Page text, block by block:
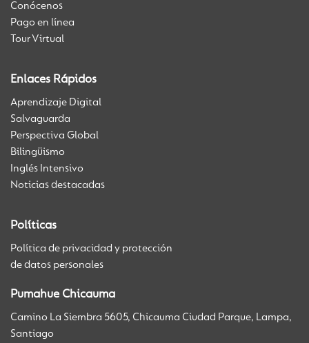
Conócenos
Pago en línea
Tour Virtual
Enlaces Rápidos
Aprendizaje Digital
Salvaguarda
Perspectiva Global
Bilingüismo
Inglés Intensivo
Noticias destacadas
Políticas
Política de privacidad y protección
de datos personales
Pumahue Chicauma
Camino La Siembra 5605, Chicauma Ciudad Parque, Lampa,
Santiago